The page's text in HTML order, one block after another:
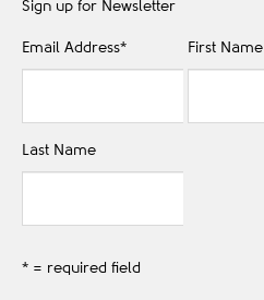
Sign up for Newsletter
Email Address* First Name
Last Name
* = required field